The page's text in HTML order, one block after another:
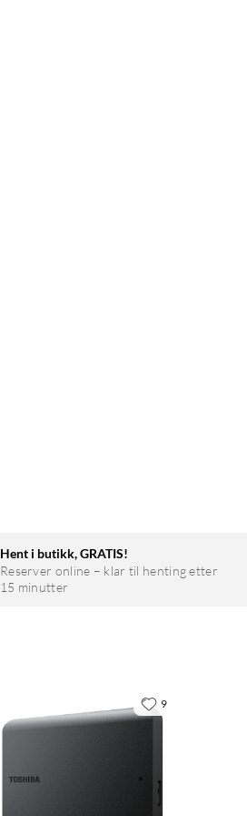
Hent i butikk, GRATIS!
Reserver online – klar til henting etter
15 minutter
9